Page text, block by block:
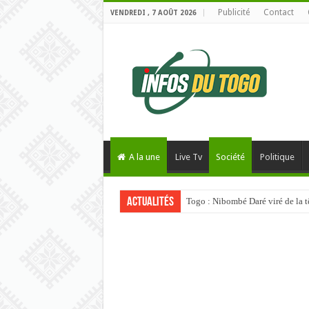
VENDREDI , 7 AOÛT 2026 Publicité Contact
A la une Live Tv Société Politique
Actualités Togo : Nibombé Daré viré de la
Usage abusif de l’IA :